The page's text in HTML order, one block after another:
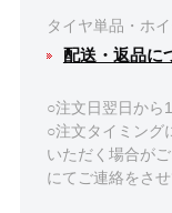
タイヤ単品・ホ
配送・返品に
○注文日翌日から
○注文タイミング
いただく場合が
にてご連絡をさ